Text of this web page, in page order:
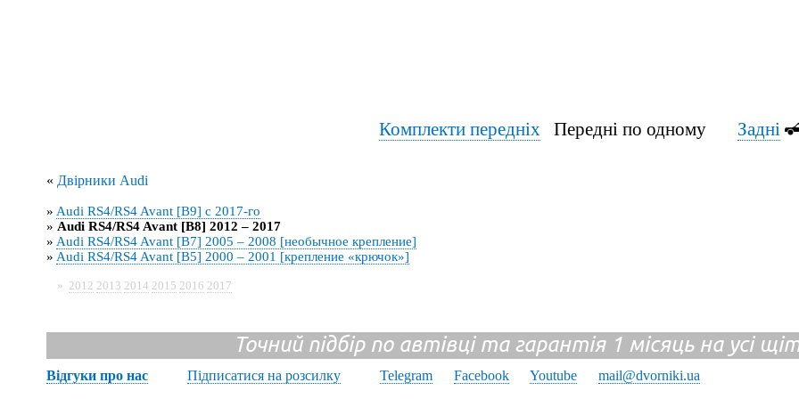
Комплекти передніхПередні по одному Задні
« Двірники Audi
» Audi RS4/RS4 Avant [B9] с 2017-го
» Audi RS4/RS4 Avant [B8] 2012 – 2017
» Audi RS4/RS4 Avant [B7] 2005 – 2008 [необычное крепление]
» Audi RS4/RS4 Avant [B5] 2000 – 2001 [крепление «крючок»]
» 2012 2013 2014 2015 2016 2017
Точний підбір по автівці та гарантія 1 місяць на усі
Відгуки про нас Підписатися на розсилку Telegram Facebook Youtube mail@dvorniki.ua